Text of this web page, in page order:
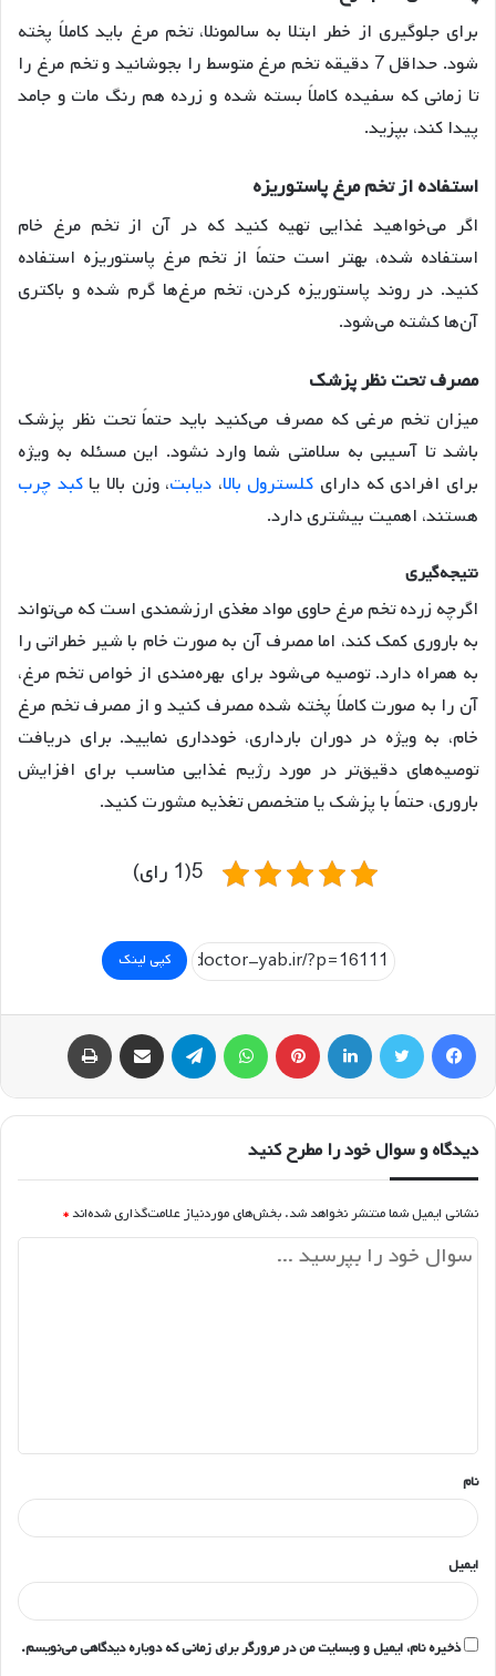
برای جلوگیری از خطر ابتلا به سالمونلا، تخم مرغ باید کاملاً پخته
شود. حداقل 7 دقیقه تخم مرغ متوسط را بجوشانید و تخم مرغ را
تا زمانی که سفیده کاملاً بسته شده و زرده هم رنگ مات و جامد
پیدا کند، بپزید.
استفادهازتخممرغپاستوریزه
اگر می‌خواهید غذایی تهیه کنید که در آن از تخم مرغ خام
استفاده شده، بهتر است حتماً از تخم مرغ پاستوریزه استفاده
کنید. در روند پاستوریزه کردن، تخم مرغ‌ها گرم شده و باکتری
آن‌ها کشته می‌شود.
مصرفتحتنظرپزشک
میزان تخم مرغی که مصرف می‌کنید باید حتماً تحت نظر پزشک
باشد تا آسیبی به سلامتی شما وارد نشود. این مسئله به ویژه
برای افرادی که دارای کلسترول بالا، دیابت، وزن بالا یاکبد چرب
هستند، اهمیت بیشتری دارد.
نتیجهگیری
اگرچه زرده تخم مرغ حاوی مواد مغذی ارزشمندی است که می‌تواند
به باروری کمک کند، اما مصرف آن به صورت خام با شیر خطراتی را
به همراه دارد. توصیه می‌شود برای بهره‌مندی از خواص تخم مرغ،
آن را به صورت کاملاً پخته شده مصرف کنید و از مصرف تخم مرغ
خام، به ویژه در دوران بارداری، خودداری نمایید. برای دریافت
توصیه‌های دقیق‌تر در مورد رژیم غذایی مناسب برای افزایش
باروری، حتماً با پزشک یا متخصص تغذیه مشورت کنید.
5(1 رای)
کپی لینک
فیسبوک توییتر لینکداین پینتریست تلگرام اشتراک گذاری با ایمیل
دیدگاه و سوال خود را مطرح کنید
نشانی ایمیل شما منتشر نخواهد شد. بخش‌های موردنیاز علامت‌گذاری شده‌اند *
*
نام
ایمیل
ذخیره نام، ایمیل و وبسایت من در مرورگر برای زمانی که دوباره دیدگاهی می‌نویسم.